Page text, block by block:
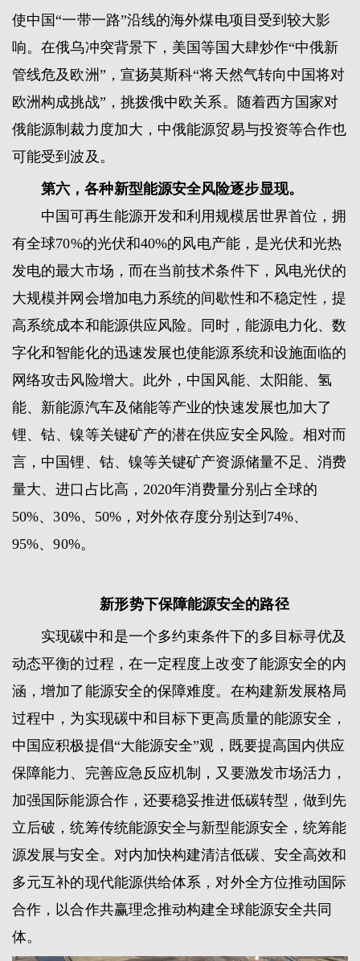
使中国“一带一路”沿线的海外煤电项目受到较大影
响。在俄乌冲突背景下，美国等国大肆炒作“中俄新
管线危及欧洲”，宣扬莫斯科“将天然气转向中国将对
欧洲构成挑战”，挑拨俄中欧关系。随着西方国家对
俄能源制裁力度加大，中俄能源贸易与投资等合作也
可能受到波及。
第六，各种新型能源安全风险逐步显现。
中国可再生能源开发和利用规模居世界首位，拥
有全球70%的光伏和40%的风电产能，是光伏和光热
发电的最大市场，而在当前技术条件下，风电光伏的
大规模并网会增加电力系统的间歇性和不稳定性，提
高系统成本和能源供应风险。同时，能源电力化、数
字化和智能化的迅速发展也使能源系统和设施面临的
网络攻击风险增大。此外，中国风能、太阳能、氢
能、新能源汽车及储能等产业的快速发展也加大了
锂、钴、镍等关键矿产的潜在供应安全风险。相对而
言，中国锂、钴、镍等关键矿产资源储量不足、消费
量大、进口占比高，2020年消费量分别占全球的
50%、30%、50%，对外依存度分别达到74%、
95%、90%。
新形势下保障能源安全的路径
实现碳中和是一个多约束条件下的多目标寻优及
动态平衡的过程，在一定程度上改变了能源安全的内
涵，增加了能源安全的保障难度。在构建新发展格局
过程中，为实现碳中和目标下更高质量的能源安全，
中国应积极提倡“大能源安全”观，既要提高国内供应
保障能力、完善应急反应机制，又要激发市场活力，
加强国际能源合作，还要稳妥推进低碳转型，做到先
立后破，统筹传统能源安全与新型能源安全，统筹能
源发展与安全。对内加快构建清洁低碳、安全高效和
多元互补的现代能源供给体系，对外全方位推动国际
合作，以合作共赢理念推动构建全球能源安全共同
体。